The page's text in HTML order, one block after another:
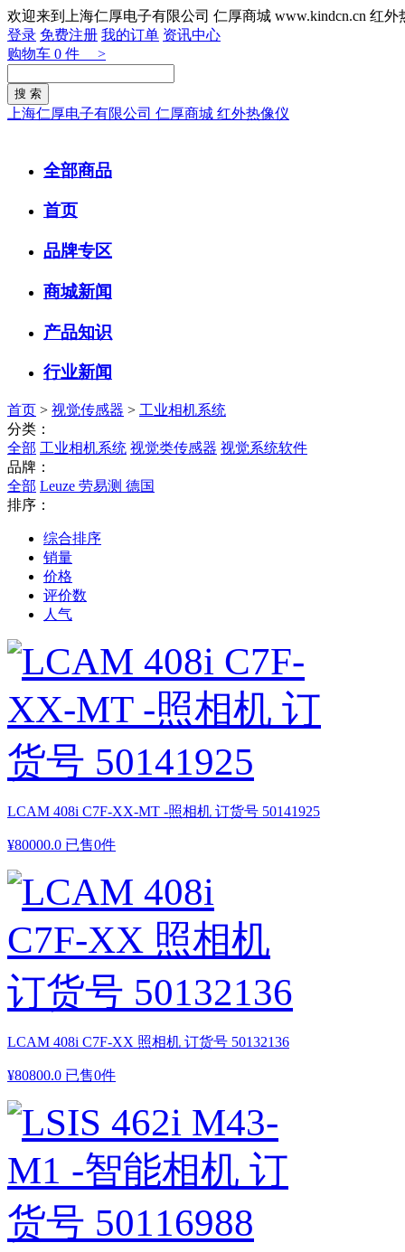
欢迎来到上海仁厚电子有限公司 仁厚商城 www.kindcn.cn 红
登录 免费注册 我的订单 资讯中心
购物车 0 件 >
上海仁厚电子有限公司 仁厚商城 红外热像仪
全部商品
首页
品牌专区
商城新闻
产品知识
行业新闻
首页 > 视觉传感器 > 工业相机系统
分类：
全部 工业相机系统 视觉类传感器 视觉系统软件
品牌：
全部 Leuze 劳易测 德国
排序：
综合排序
销量
价格
评价数
人气
LCAM 408i C7F-XX-MT -照相机 订货号 50141925
¥80000.0 已售0件
LCAM 408i C7F-XX 照相机 订货号 50132136
¥80800.0 已售0件